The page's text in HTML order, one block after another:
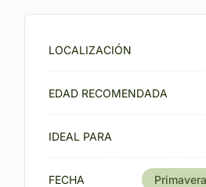
LOCALIZACIÓN
EDAD RECOMENDADA
IDEAL PARA
FECHA